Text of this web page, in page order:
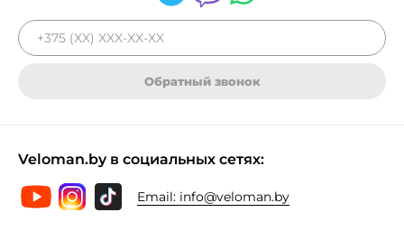
Обратный звонок
Veloman.by в социальных сетях:
Email: info@veloman.by